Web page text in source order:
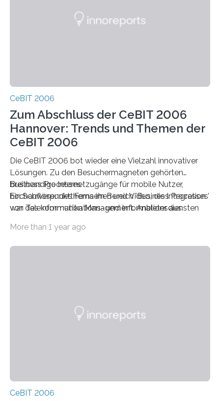
CeBIT 2006
Zum Abschluss der CeBIT 2006
Hannover: Trends und Themen der
CeBIT 2006
Die CeBIT 2006 bot wieder eine Vielzahl innovativer
Lösungen. Zu den Besuchermagneten gehörten
breitbandige Internetzugänge für mobile Nutzer,
hochauflösendes Fernsehen und Video, die Integration
von Telekommunikations- und Informationsdiensten
Services und Produkte im Bereich der IT-Sicherheit.
Business Processes
Ein Schwerpunktthema im Bereich ’Business Processes’
war das Information Management. Anbieter aus
More than 1 year ago
CeBIT 2006